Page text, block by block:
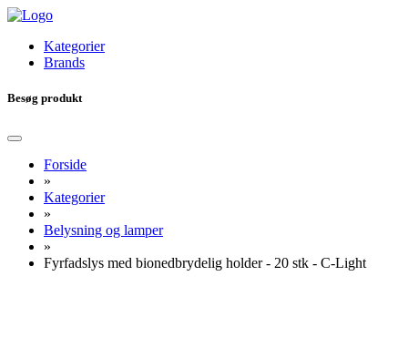
Kategorier
Brands
Besøg produkt
Forside
»
Kategorier
»
Belysning og lamper
»
Fyrfadslys med bionedbrydelig holder - 20 stk - C-Light